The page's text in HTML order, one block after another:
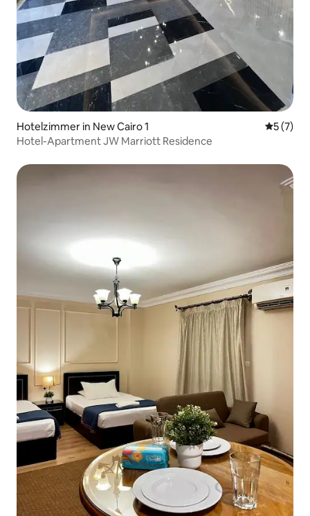
Hotelzimmer in New Cairo 1
5 (7)
Hotel-Apartment JW Marriott Residence